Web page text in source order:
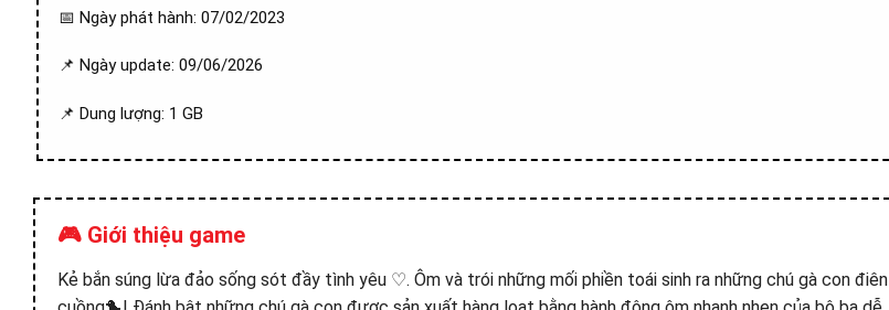
📅 Ngày phát hành: 07/02/2023
📌 Ngày update: 09/06/2026
📌 Dung lượng: 1 GB
🎮 Giới thiệu game
Kẻ bắn súng lừa đảo sống sót đầy tình yêu ♡. Ôm và trói những mối phiền toái sinh ra những chú gà con điên